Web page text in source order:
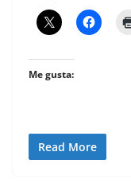
Me gusta:
Read More